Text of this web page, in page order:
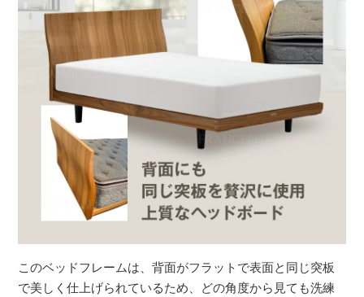
このベッドフレームは、背面がフラットで表面と同じ突板
で美しく仕上げられているため、どの角度から見ても洗練